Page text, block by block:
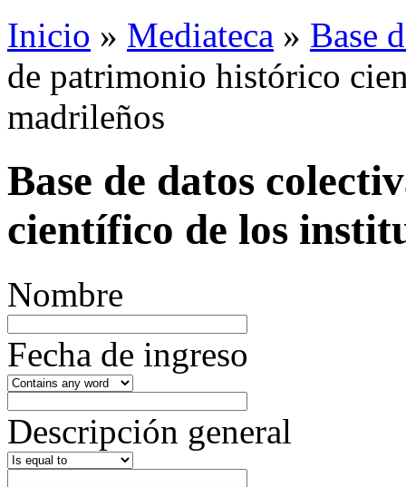
Inicio » Mediateca » Base
de patrimonio histórico
madrileños
Base de datos
científico de los
Nombre
Fecha de ingreso
Descripción general